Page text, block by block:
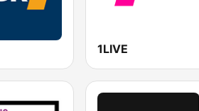
1LIVE